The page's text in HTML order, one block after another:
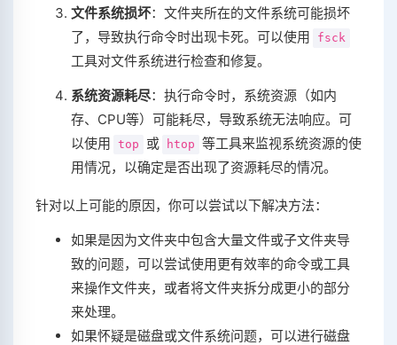
文件系统损坏：文件夹所在的文件系统可能损坏
了，导致执行命令时出现卡死。可以使用
fsck
工具对文件系统进行检查和修复。
系统资源耗尽：执行命令时，系统资源（如内
存、CPU等）可能耗尽，导致系统无法响应。可
以使用 top 或 htop 等工具来监视系统资源的使
用情况，以确定是否出现了资源耗尽的情况。
针对以上可能的原因，你可以尝试以下解决方法：
如果是因为文件夹中包含大量文件或子文件夹导
致的问题，可以尝试使用更有效率的命令或工具
来操作文件夹，或者将文件夹拆分成更小的部分
来处理。
如果怀疑是磁盘或文件系统问题，可以进行磁盘